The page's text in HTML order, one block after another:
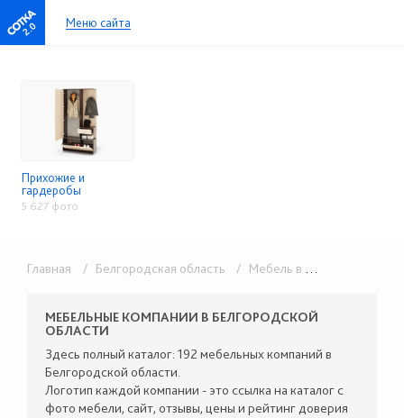
2.0 Меню сайта
Прихожие и
гардеробы
5 627 фото
Главная / Белгородская область / Мебель в розницу
МЕБЕЛЬНЫЕ КОМПАНИИ В БЕЛГОРОДСКОЙ
ОБЛАСТИ
Здесь полный каталог: 192 мебельных компаний в
Белгородской области.
Логотип каждой компании - это ссылка на каталог с
фото мебели, сайт, отзывы, цены и рейтинг доверия